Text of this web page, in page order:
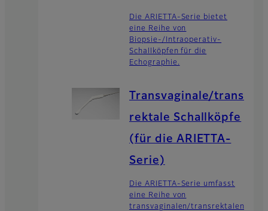
Die ARIETTA-Serie bietet
eine Reihe von
Biopsie-/Intraoperativ-
Schallköpfen für die
Echographie.
Transvaginale/trans
rektale Schallköpfe
(für die ARIETTA-
Serie)
Die ARIETTA-Serie umfasst
eine Reihe von
transvaginalen/transrektalen